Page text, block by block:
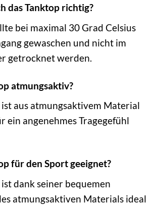
das Tanktop richtig?
bei maximal 30 Grad Celsius
gewaschen und nicht im
getrocknet werden.
atmungsaktiv?
ist aus atmungsaktivem Material
ein angenehmes Tragegefühl
für den Sport geeignet?
ist dank seiner bequemen
atmungsaktiven Materials ideal